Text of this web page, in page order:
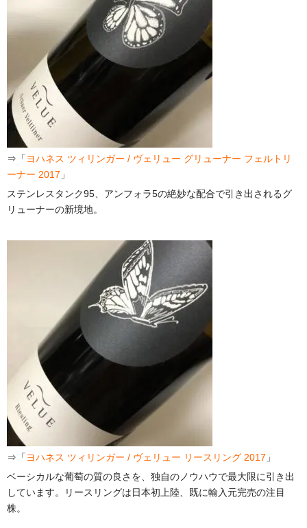
⇒「 ヨハネス ツィリンガー / ヴェリュー グリューナー フェルトリ
ーナー 2017 」
ステンレスタンク95、アンフォラ5の絶妙な配合で引き出されるグ
リューナーの新境地。
⇒「 ヨハネス ツィリンガー / ヴェリュー リースリング 2017 」
ベーシカルな葡萄の質の良さを、独自のノウハウで最大限に引き出
しています。リースリングは日本初上陸、既に輸入元完売の注目
株。